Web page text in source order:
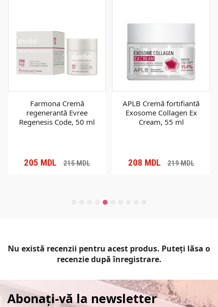
Farmona Cremă
regenerantă Evree
Regenesis Code, 50 ml
205 MDL 215MDL
APLB Cremă fortifiantă
Exosome Collagen Ex
Cream, 55 ml
208 MDL 219MDL
Nu există recenzii pentru acest produs. Puteți lăsa o
recenzie după înregistrare.
Abonați-vă la newsletter